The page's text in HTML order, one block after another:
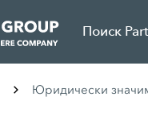
Поиск
Юридически